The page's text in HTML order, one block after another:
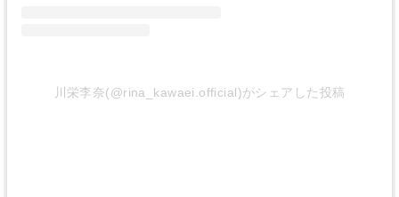
川栄李奈(@rina_kawaei.official)がシェアした投稿